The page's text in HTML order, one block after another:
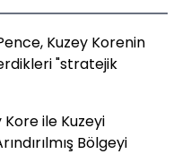
Kuzey Korenin
"stratejik
ile Kuzeyi
Bölgeyi